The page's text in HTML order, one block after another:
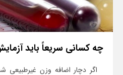
چه کسانی سریعاً باید
اگر دچار اضافه ‌وزن